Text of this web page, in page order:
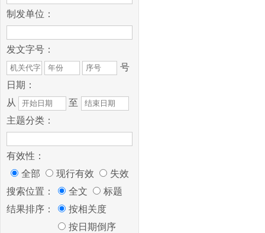
制发单位：
发文字号：
号
日期：
从
至
主题分类：
有效性：
全部
现行有效
失效
搜索位置：
全文
标题
结果排序：
按相关度
按日期倒序